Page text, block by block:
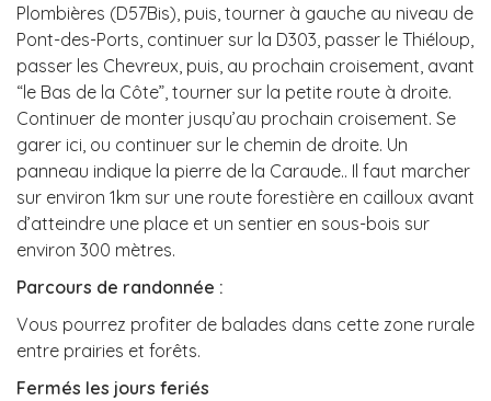
Plombières (D57Bis), puis, tourner à gauche au niveau de
Pont-des-Ports, continuer sur la D303, passer le Thiéloup,
passer les Chevreux, puis, au prochain croisement, avant
“le Bas de la Côte”, tourner sur la petite route à droite.
Continuer de monter jusqu’au prochain croisement. Se
garer ici, ou continuer sur le chemin de droite. Un
panneau indique la pierre de la Caraude.. Il faut marcher
sur environ 1km sur une route forestière en cailloux avant
d’atteindre une place et un sentier en sous-bois sur
environ 300 mètres.
Parcours de randonnée :
Vous pourrez profiter de balades dans cette zone rurale
entre prairies et forêts.
Fermés les jours feriés